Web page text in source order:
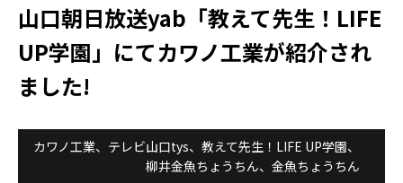
山口朝日放送yab「教えて先生！LIFE
UP学園」にてカワノ工業が紹介され
ました!
カワノ工業、 テレビ山口tys、 教えて先生！LIFE UP学園、
柳井金魚ちょうちん、金魚ちょうちん